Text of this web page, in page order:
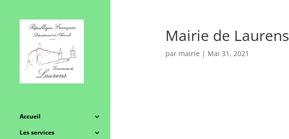
Accueil
Les services
Mairie de Laurens
par mairie | Mai 31, 2021